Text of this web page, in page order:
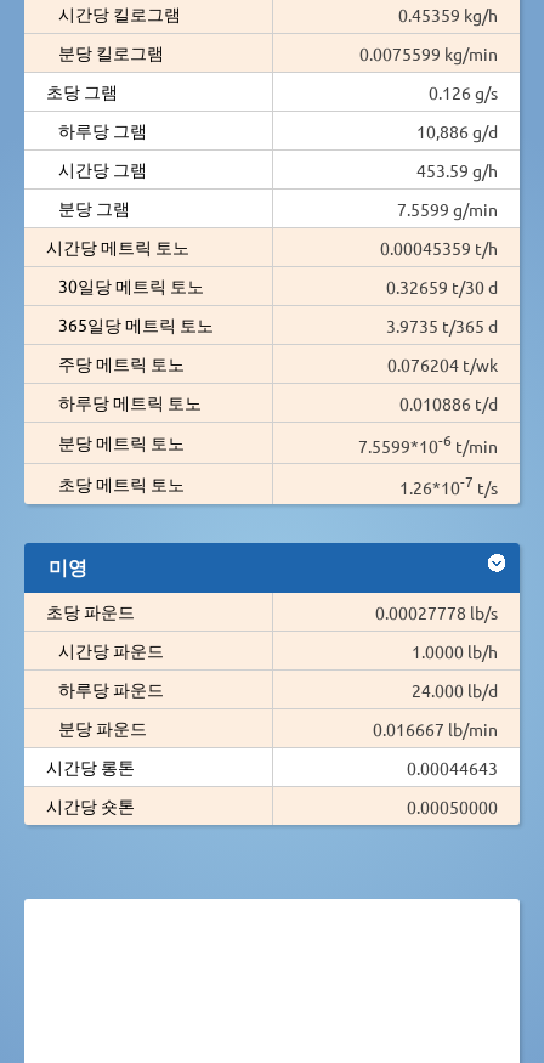
시간당 킬로그램
0.45359 kg/h
분당 킬로그램
0.0075599 kg/min
초당 그램
0.126 g/s
하루당 그램
10,886 g/d
시간당 그램
453.59 g/h
분당 그램
7.5599 g/min
시간당 메트릭 토노
0.00045359 t/h
30일당 메트릭 토노
0.32659 t/30 d
365일당 메트릭 토노
3.9735 t/365 d
주당 메트릭 토노
0.076204 t/wk
하루당 메트릭 토노
0.010886 t/d
분당 메트릭 토노
7.5599*10-6 t/min
초당 메트릭 토노
1.26*10-7 t/s
미영
초당 파운드
0.00027778 lb/s
시간당 파운드
1.0000 lb/h
하루당 파운드
24.000 lb/d
분당 파운드
0.016667 lb/min
시간당 롱톤
0.00044643
시간당 숏톤
0.00050000